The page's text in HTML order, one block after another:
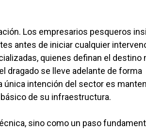
Los empresarios pesqueros
antes de iniciar cualquier
quienes definan el destino
dragado se lleve adelante de forma
única intención del sector es
de su infraestructura.
sino como un paso